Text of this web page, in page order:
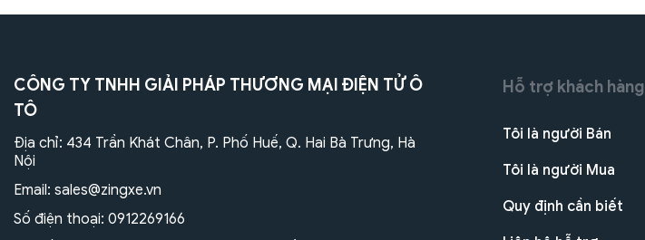
CÔNG TY TNHH GIẢI PHÁP THƯƠNG MẠI ĐIỆN TỬ Ô
TÔ
Địa chỉ: 434 Trần Khát Chân, P. Phố Huế, Q. Hai Bà Trưng, Hà
Nội
Email: sales@zingxe.vn
Số điện thoại: 0912269166
Hỗ trợ khách hàng
Tôi là người Bán
Tôi là người Mua
Quy định cần biết